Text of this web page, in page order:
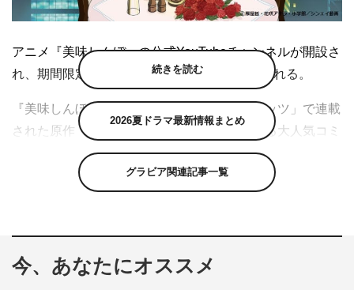
アニメ『美味しんぼ』の公式YouTubeチャンネルが開設さ
れ、期間限定で全121エピソードが無料配信される。
『美味しんぼ』は、「ビッグコミックスピリッツ」で連載
された原作・雁屋哲、作画・花咲アキラによる大人気コミ
ック。東西新聞文化部の記者である主人公・山岡士郎と、
同僚の栗田ゆう子を中心に、「究極のメニュー」を作るこ
公式YouTubeチャンネルでは、1988年10月17日から日本
テレビ系列で放映されたアニメの全121話を配信。通常回
続きを読む
2026夏ドラマ最新情報まとめ
グラビア関連記事一覧
今、あなたにオススメ